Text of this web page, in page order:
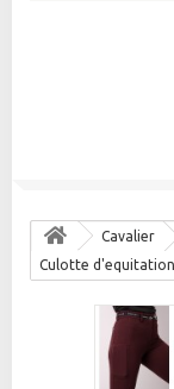
Cavalier
Culotte